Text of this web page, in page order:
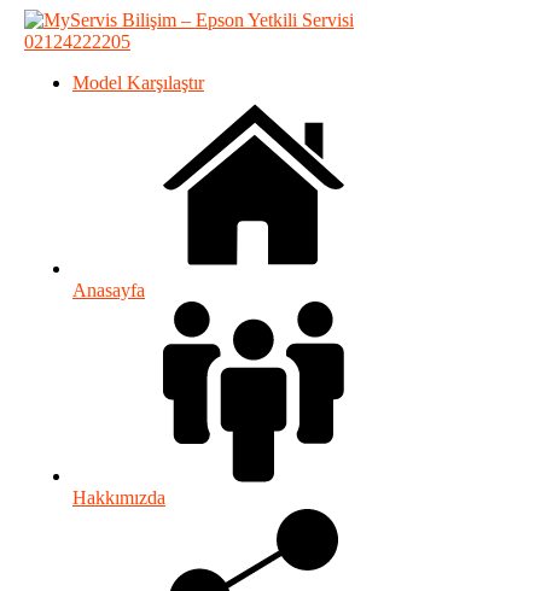
02124222205
Model Karşılaştır
Anasayfa
Hakkımızda